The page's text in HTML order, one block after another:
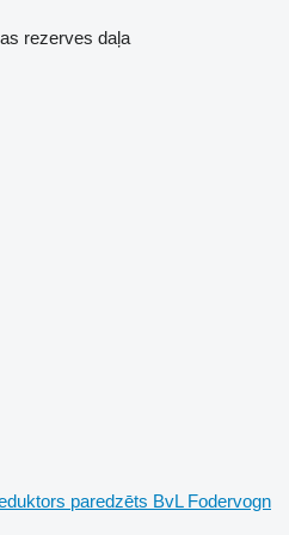
rezerves daļa
paredzēts BvL Fodervogn